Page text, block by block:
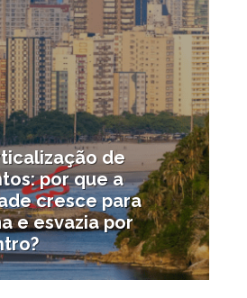
de
por que a
cresce para
e esvazia por